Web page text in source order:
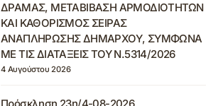
ΔΡΑΜΑΣ, ΜΕΤΑΒΙΒΑΣΗ ΑΡΜΟΔΙΟΤΗΤΩΝ
ΚΑΙ ΚΑΘΟΡΙΣΜΟΣ ΣΕΙΡΑΣ
ΑΝΑΠΛΗΡΩΣΗΣ ΔΗΜΑΡΧΟΥ, ΣΥΜΦΩΝΑ
ΜΕ ΤΙΣ ΔΙΑΤΑΞΕΙΣ ΤΟΥ Ν.5314/2026
4 Αυγούστου 2026